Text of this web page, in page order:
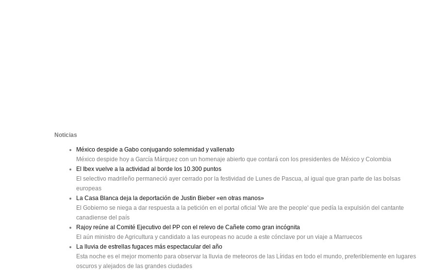
Noticias
México despide a Gabo conjugando solemnidad y vallenato
México despide hoy a García Márquez con un homenaje abierto que contará con los presidentes de México y Colombia
El Ibex vuelve a la actividad al borde los 10.300 puntos
El selectivo madrileño permaneció ayer cerrado por la festividad de Lunes de Pascua, al igual que gran parte de las bolsas
europeas
La Casa Blanca deja la deportación de Justin Bieber «en otras manos»
El Gobierno se niega a dar respuesta a la petición en el portal oficial 'We are the people' que pedía la expulsión del cantante
canadiense del país
Rajoy reúne al Comité Ejecutivo del PP con el relevo de Cañete como gran incógnita
El aún ministro de Agricultura y candidato a las europeas no acude a este cónclave por un viaje a Marruecos
La lluvia de estrellas fugaces más espectacular del año
Esta noche es el mejor momento para observar la lluvia de meteoros de las Líridas en todo el mundo, preferiblemente en lugares
oscuros y alejados de las grandes ciudades